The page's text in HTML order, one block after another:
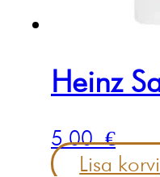
Heinz
5.00€
Lisa korvi